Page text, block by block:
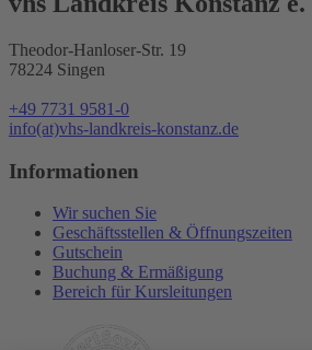
Theodor-Hanloser-Str. 19
78224 Singen
+49 7731 9581-0
info(at)vhs-landkreis-konstanz.de
Informationen
Wir suchen Sie
Geschäftsstellen & Öffnungszeiten
Gutschein
Buchung & Ermäßigung
Bereich für Kursleitungen